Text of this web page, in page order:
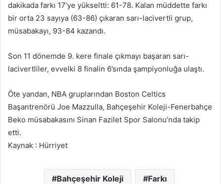
dakikada farkı 17’ye yükseltti: 61-78. Kalan müddette farkı
bir orta 23 sayıya (63-86) çıkaran sarı-lacivertli grup,
müsabakayı, 93-84 kazandı.
Son 11 dönemde 9. kere finale çıkmayı başaran sarı-
lacivertliler, evvelki 8 finalin 6’sında şampiyonluğa ulaştı.
Öte yandan, NBA gruplarından Boston Celtics
Başantrenörü Joe Mazzulla, Bahçeşehir Koleji-Fenerbahçe
Beko müsabakasını Sinan Fazilet Spor Salonu’nda takip
etti.
Kaynak : Hürriyet
Bahçeşehir Koleji Farkı